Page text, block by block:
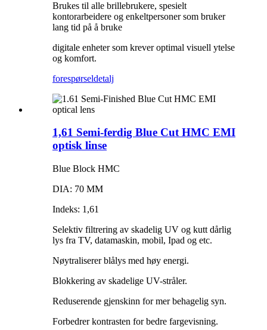
Brukes til alle brillebrukere, spesielt
kontorarbeidere og enkeltpersoner som bruker
lang tid på å bruke
digitale enheter som krever optimal visuell ytelse
og komfort.
forespørseldetalj
1,61 Semi-ferdig Blue Cut HMC EMI
optisk linse
Blue Block HMC
DIA: 70 MM
Indeks: 1,61
Selektiv filtrering av skadelig UV og kutt dårlig
lys fra TV, datamaskin, mobil, Ipad og etc.
Nøytraliserer blålys med høy energi.
Blokkering av skadelige UV-stråler.
Reduserende gjenskinn for mer behagelig syn.
Forbedrer kontrasten for bedre fargevisning.